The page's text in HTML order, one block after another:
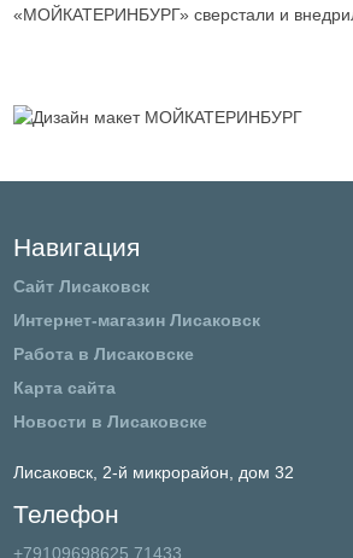
«МОЙКАТЕРИНБУРГ» сверстали и
Навигация
Сайт Лисаковск
Интернет-магазин Лисаковск
Работа в Лисаковске
Карта сайта
Новости в Лисаковске
Лисаковск, 2-й микрорайон, дом 32
Телефон
+79109698625,71433